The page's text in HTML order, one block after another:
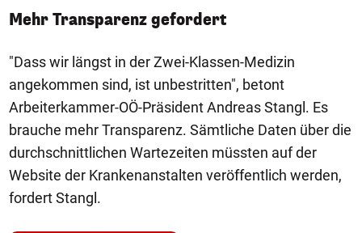
Mehr Transparenz gefordert
"Dass wir längst in der Zwei-Klassen-Medizin
angekommen sind, ist unbestritten", betont
Arbeiterkammer-OÖ-Präsident Andreas Stangl. Es
brauche mehr Transparenz. Sämtliche Daten über die
durchschnittlichen Wartezeiten müssten auf der
Website der Krankenanstalten veröffentlich werden,
fordert Stangl.